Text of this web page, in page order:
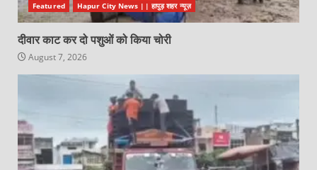
Featured Hapur City News || हापुड़ शहर न्यूज़
दीवार काट कर दो पशुओं को किया चोरी
August 7, 2026